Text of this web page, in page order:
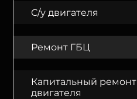
С/у двигателя
Ремонт ГБЦ
Капитальный ремонт
двигателя